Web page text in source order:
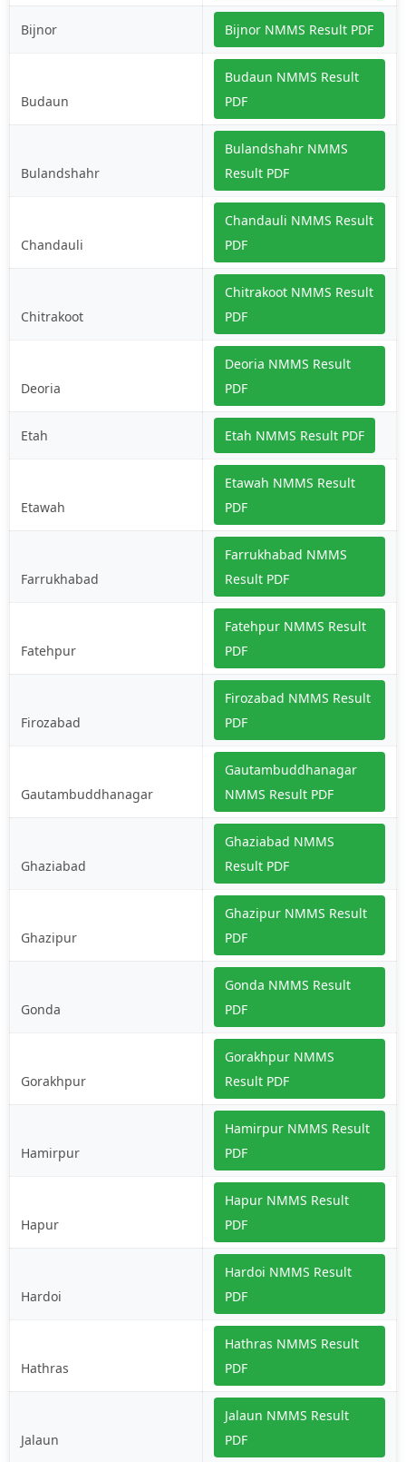
Bijnor Bijnor NMMS Result PDF
Budaun
Budaun NMMS Result
PDF
Bulandshahr
Bulandshahr NMMS
Result PDF
Chandauli
Chandauli NMMS Result
PDF
Chitrakoot
Chitrakoot NMMS Result
PDF
Deoria
Deoria NMMS Result
PDF
Etah Etah NMMS Result PDF
Etawah
Etawah NMMS Result
PDF
Farrukhabad
Farrukhabad NMMS
Result PDF
Fatehpur
Fatehpur NMMS Result
PDF
Firozabad
Firozabad NMMS Result
PDF
Gautambuddhanagar
Gautambuddhanagar
NMMS Result PDF
Ghaziabad
Ghaziabad NMMS
Result PDF
Ghazipur
Ghazipur NMMS Result
PDF
Gonda
Gonda NMMS Result
PDF
Gorakhpur
Gorakhpur NMMS
Result PDF
Hamirpur
Hamirpur NMMS Result
PDF
Hapur
Hapur NMMS Result
PDF
Hardoi
Hardoi NMMS Result
PDF
Hathras
Hathras NMMS Result
PDF
Jalaun
Jalaun NMMS Result
PDF